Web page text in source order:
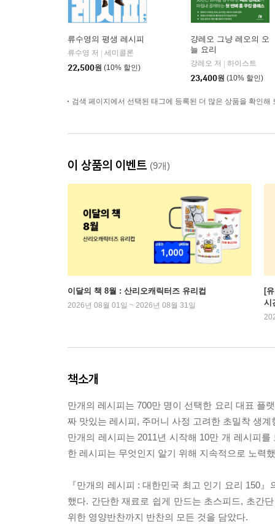
류수영의 평생 레시피
류수영 저
세미콜론
22,500원 (10% 할인)
걍레오 그냥 레오의 오
늘 요리
강레오 저
하이스트
23,400원 (10% 할인)
검색 페이지에서 선택된 태그에 등록된 더 많은 상품을 확인해
이 상품의 이벤트 (9개)
이달의 책 8월 : 산리오캐릭터즈 유리컵
2026년 08월 01일 ~ 2026년 08월 31일
[
시
책소개
만개의 레시피는 700만 명이 선택한 요리 대표 플
짜 맛있는 레시피, 주머니 사정 고려한 초밀착 생
만개의 레시피는 2011년 시작해 10만 개 레시피
한 레시피는 무엇인지 알기 위해 지속적으로 노력
『만개의 레시피 : 대한민국 최고 인기 요리 150
했다. 간단한 재료로 쉽게 만드는 초스피드, 초간
위한 영양반찬까지 반찬의 모든 것을 담았다.